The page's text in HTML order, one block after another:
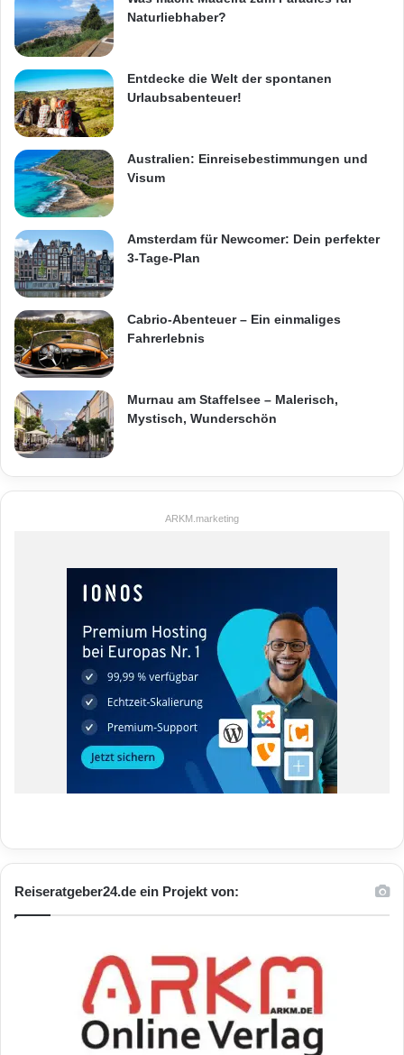
Naturliebhaber?
Entdecke die Welt der spontanen
Urlaubsabenteuer!
Australien: Einreisebestimmungen und
Visum
Amsterdam für Newcomer: Dein perfekter
3-Tage-Plan
Cabrio-Abenteuer – Ein einmaliges
Fahrerlebnis
Murnau am Staffelsee – Malerisch,
Mystisch, Wunderschön
ARKM.marketing
Reiseratgeber24.de ein Projekt von: